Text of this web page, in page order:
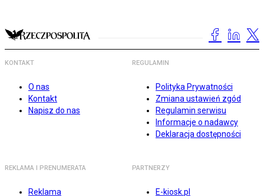
KONTAKT
O nas
Kontakt
Napisz do nas
REGULAMIN
Polityka Prywatności
Zmiana ustawień zgód
Regulamin serwisu
Informacje o nadawcy
Deklaracja dostępności
REKLAMA I PRENUMERATA
Reklama
PARTNERZY
E-kiosk.pl